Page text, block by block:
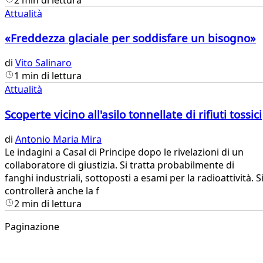
Attualità
«Freddezza glaciale per soddisfare un bisogno»
di Vito Salinaro
1 min di lettura
Attualità
Scoperte vicino all'asilo tonnellate di rifiuti tossici
di Antonio Maria Mira
​Le indagini a Casal di Principe dopo le rivelazioni di un
collaboratore di giustizia. Si tratta probabilmente di
fanghi industriali, sottoposti a esami per la radioattività. Si
controllerà anche la f
2 min di lettura
Paginazione